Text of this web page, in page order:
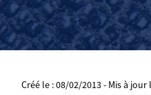
Créé le : 08/02/2013 - Mis à jour